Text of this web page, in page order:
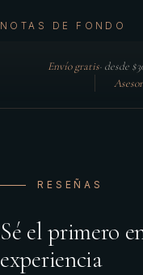
NOTAS DE FONDO
Envío gratis· desde
RESEÑAS
Sé el primero
experiencia